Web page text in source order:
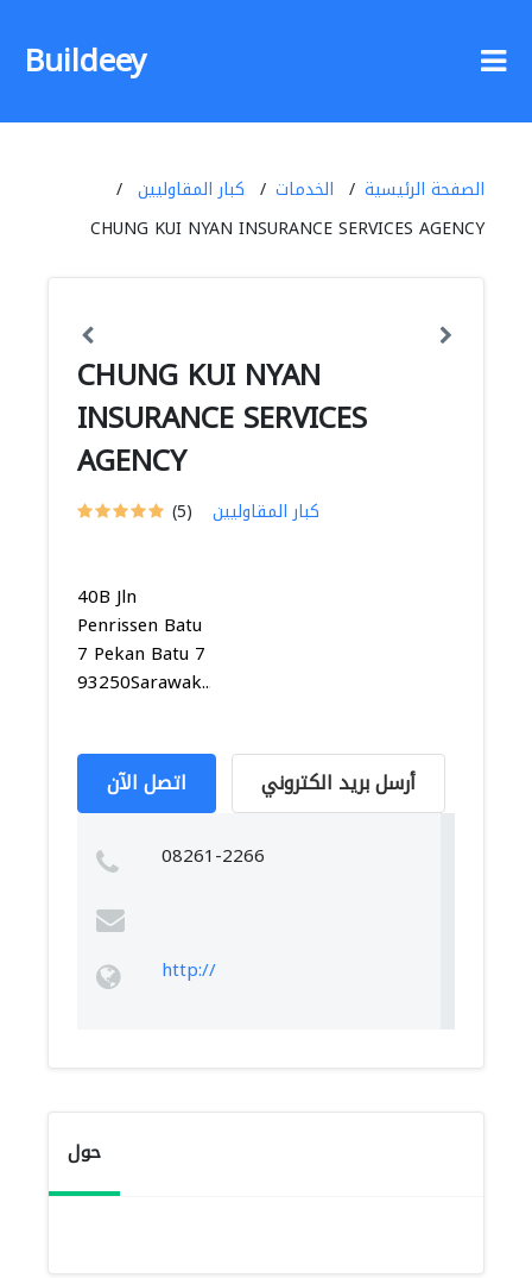
Buildeey
الصفحة الرئيسية الخدمات
كبار المقاوليين
CHUNG KUI NYAN INSURANCE SERVICES AGENCY
CHUNG KUI NYAN
INSURANCE SERVICES
AGENCY
(5) كبار المقاوليين
40B Jln
Penrissen Batu
7 Pekan Batu 7
93250Sarawak...
اتصل الآن أرسل بريد الكتروني
08261-2266
http://
حول